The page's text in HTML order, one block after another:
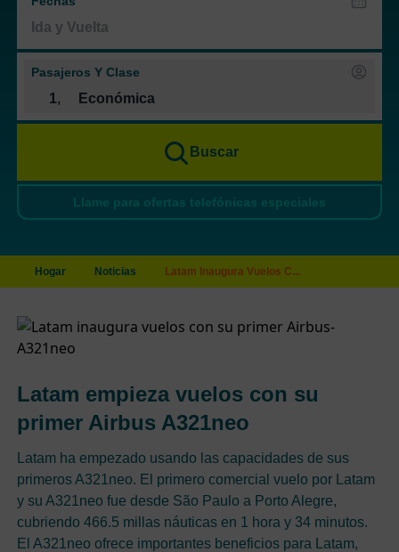
Pasajeros Y Clase
1, Económica
Buscar
Llame para ofertas telefónicas especiales
Hogar Noticias Latam Inaugura Vuelos C...
Latam empieza vuelos con su
primer Airbus A321neo
Latam ha empezado usando las capacidades de sus
primeros A321neo. El primero comercial vuelo por Latam
y su A321neo fue desde São Paulo a Porto Alegre,
cubriendo 466.5 millas náuticas en 1 hora y 34 minutos.
El A321neo ofrece importantes beneficios para Latam,